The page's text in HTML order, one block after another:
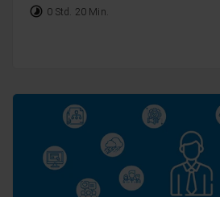
timelapse 0 Std. 20 Min.